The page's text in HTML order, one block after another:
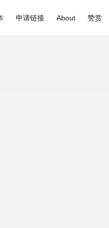
申请链接 About 赞赏